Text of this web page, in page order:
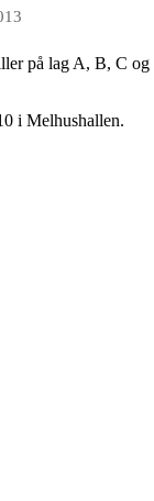
på lag A, B, C og
i Melhushallen.